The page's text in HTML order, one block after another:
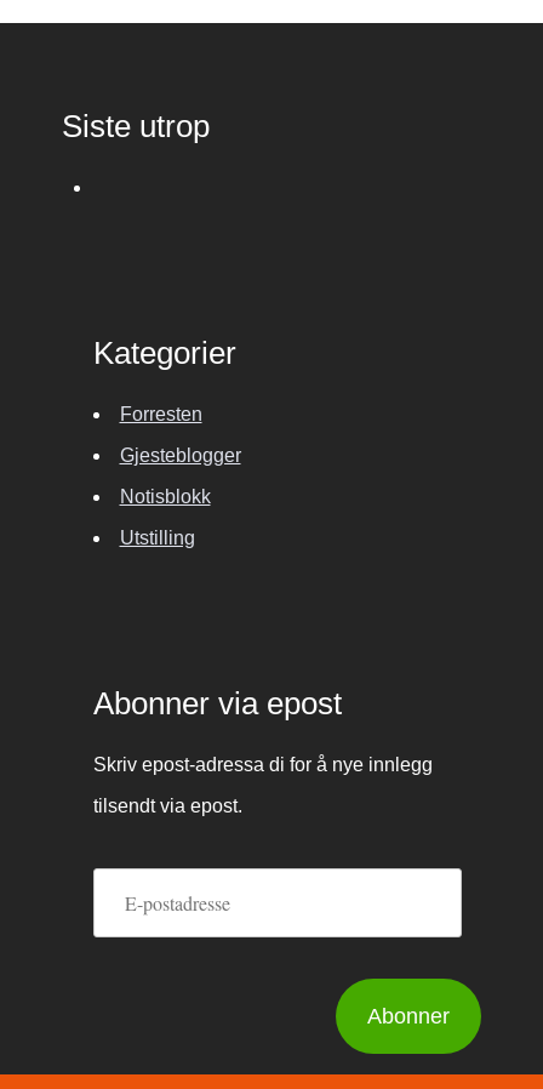
Siste utrop
Kategorier
Forresten
Gjesteblogger
Notisblokk
Utstilling
Abonner via epost
Skriv epost-adressa di for å nye innlegg
tilsendt via epost.
Abonner